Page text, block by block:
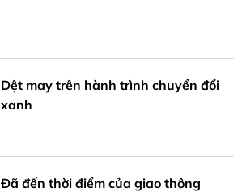
Dệt may trên hành trình chuyển đổi
xanh
Đã đến thời điểm của giao thông